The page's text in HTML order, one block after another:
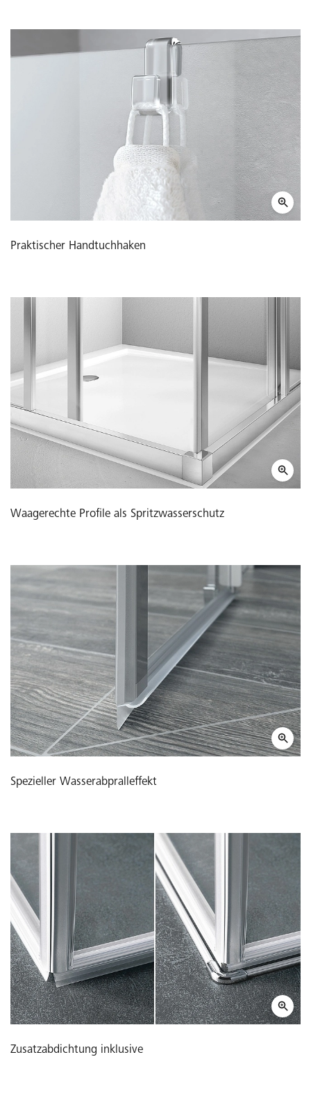
Praktischer Handtuchhaken
Waagerechte Profile als Spritzwasserschutz
Spezieller Wasserabpralleffekt
Zusatzabdichtung inklusive